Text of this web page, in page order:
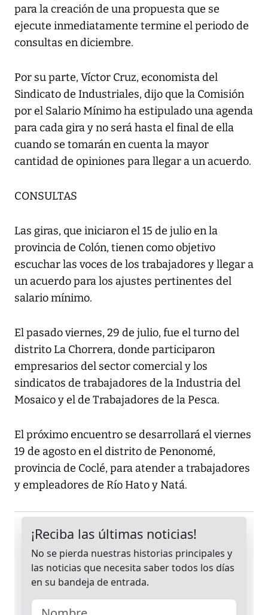
para la creación de una propuesta que se
ejecute inmediatamente termine el periodo de
consultas en diciembre.
Por su parte, Víctor Cruz, economista del
Sindicato de Industriales, dijo que la Comisión
por el Salario Mínimo ha estipulado una agenda
para cada gira y no será hasta el final de ella
cuando se tomarán en cuenta la mayor
cantidad de opiniones para llegar a un acuerdo.
CONSULTAS
Las giras, que iniciaron el 15 de julio en la
provincia de Colón, tienen como objetivo
escuchar las voces de los trabajadores y llegar a
un acuerdo para los ajustes pertinentes del
salario mínimo.
El pasado viernes, 29 de julio, fue el turno del
distrito La Chorrera, donde participaron
empresarios del sector comercial y los
sindicatos de trabajadores de la Industria del
Mosaico y el de Trabajadores de la Pesca.
El próximo encuentro se desarrollará el viernes
19 de agosto en el distrito de Penonomé,
provincia de Coclé, para atender a trabajadores
y empleadores de Río Hato y Natá.